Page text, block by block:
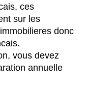
ces
sur les
donc
vous devez
annuelle